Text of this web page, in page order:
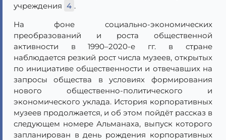
учреждения 4 .
На фоне социально-экономических
преобразований и роста общественной
активности в 1990–2020-е гг. в стране
наблюдается резкий рост числа музеев, открытых
по инициативе общественности и отвечавших на
запросы общества в условиях формирования
нового общественно-политического и
экономического уклада. История корпоративных
музеев продолжается, и об этом пойдёт рассказ в
следующем номере Альманаха, выпуск которого
запланирован в день рождения корпоративных